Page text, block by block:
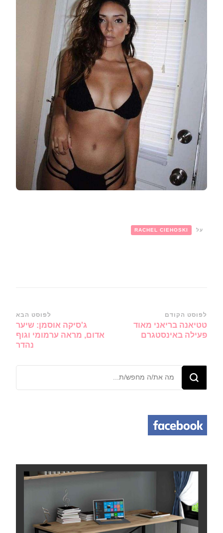
על RACHEL CIEHOSKI
ניווט
ברשומות
לפוסט הקודם
טטיאנה בריאני מאוד
פעילה באינסטגרם
לפוסט הבא
ג'סיקה אוסמן: שיער
אדום, מראה ערמומי וגוף
נהדר
מחפש/ת
משהו?